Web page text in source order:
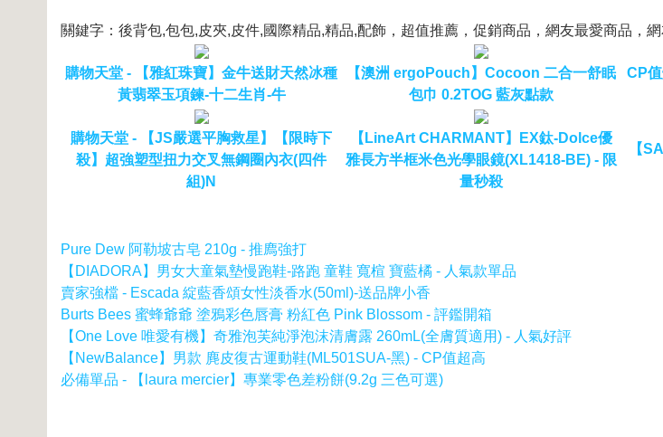
關鍵字：後背包,包包,皮夾,皮件,國際精品,精品,配飾，超值推薦，促銷商品，網友最愛商品，
購物天堂 - 【雅紅珠寶】金牛送財天然冰種
黃翡翠玉項鍊-十二生肖-牛
【澳洲 ergoPouch】Cocoon 二合一舒眠
包巾 0.2TOG 藍灰點款
CP
購物天堂 - 【JS嚴選平胸救星】【限時下
殺】超強塑型扭力交叉無鋼圈內衣(四件
組)N
【LineArt CHARMANT】EX鈦-Dolce優
雅長方半框米色光學眼鏡(XL1418-BE) - 限
量秒殺
【
Pure Dew 阿勒坡古皂 210g - 推廌強打
【DIADORA】男女大童氣墊慢跑鞋-路跑 童鞋 寬楦 寶藍橘 - 人氣款單品
賣家強檔 - Escada 綻藍香頌女性淡香水(50ml)-送品牌小香
Burts Bees 蜜蜂爺爺 塗鴉彩色唇膏 粉紅色 Pink Blossom - 評鑑開箱
【One Love 唯愛有機】奇雅泡芙純淨泡沫清膚露 260mL(全膚質適用) - 人氣好評
【NewBalance】男款 麂皮復古運動鞋(ML501SUA-黑) - CP值超高
必備單品 - 【laura mercier】專業零色差粉餅(9.2g 三色可選)